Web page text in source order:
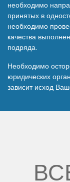
необходимо
принятых в
необходимо
качества
подряда.
Необходимо
юридических
зависит исход